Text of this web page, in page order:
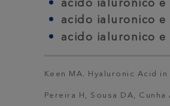
acido ialuronico e
acido ialuronico e
acido ialuronico e
Keen MA. Hyaluronic Acid
Pereira H, Sousa DA,